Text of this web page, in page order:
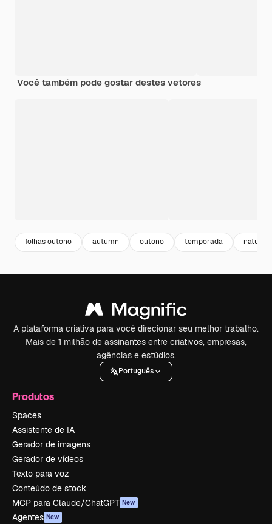
Você também pode gostar destes vetores
folhas outono autumn outono temporada
A plataforma criativa para você direcionar seu melhor trabalho.
Mais de 1 milhão de assinantes entre criativos, empresas,
agências e estúdios.
Português
Produtos
Spaces
Assistente de IA
Gerador de imagens
Gerador de vídeos
Texto para voz
Conteúdo de stock
MCP para Claude/ChatGPT New
Agentes New